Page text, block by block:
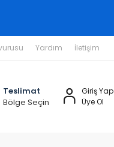
Yardım İletişim
Teslimat
Bölge Seçin
Giriş Yap
Üye Ol